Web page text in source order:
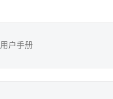
用户手册